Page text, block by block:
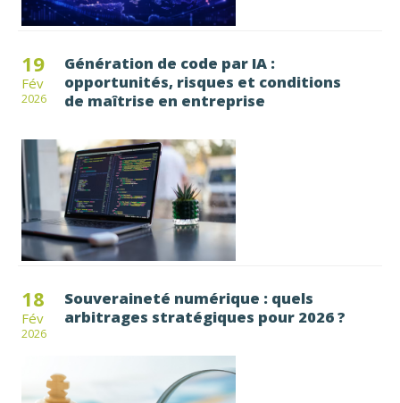
19
Fév
2026
Génération de code par IA :
opportunités, risques et conditions
de maîtrise en entreprise
18
Fév
2026
Souveraineté numérique : quels
arbitrages stratégiques pour 2026 ?